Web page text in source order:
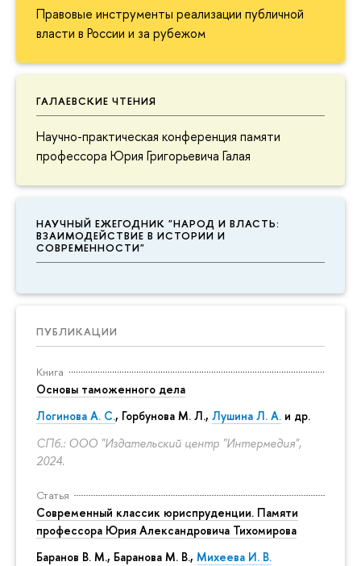
Правовые инструменты реализации публичной
власти в России и за рубежом
ГАЛАЕВСКИЕ ЧТЕНИЯ
Научно-практическая конференция памяти
профессора Юрия Григорьевича Галая
НАУЧНЫЙ ЕЖЕГОДНИК "НАРОД И ВЛАСТЬ:
ВЗАИМОДЕЙСТВИЕ В ИСТОРИИ И
СОВРЕМЕННОСТИ"
ПУБЛИКАЦИИ
Книга
Основы таможенного дела
Логинова А. С., Горбунова М. Л., Лушина Л. А. и др.
СПб.: ООО "Издательский центр "Интермедия",
2024.
Статья
Современный классик юриспруденции. Памяти
профессора Юрия Александровича Тихомирова
Баранов В. М., Баранова М. В., Михеева И. В.